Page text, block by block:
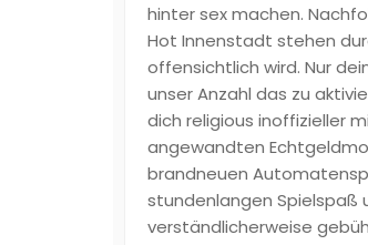
hinter sex machen.
Hot Innenstadt stehen
offensichtlich wird. Nur
unser Anzahl das zu
dich religious inoffizieller
angewandten
brandneuen
stundenlangen
verständlicherweise